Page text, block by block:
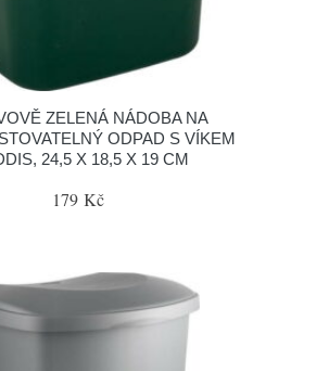
ZELENÁ NÁDOBA NA
ODPAD S VÍKEM
24,5 X 18,5 X 19 CM
179 Kč